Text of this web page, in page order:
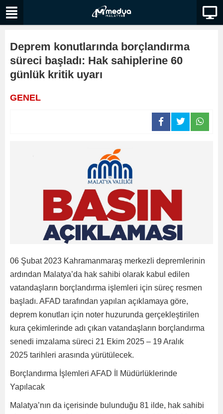
Deprem konutlarında borçlandırma
süreci başladı: Hak sahiplerine 60
günlük kritik uyarı
GENEL
06 Şubat 2023 Kahramanmaraş merkezli depremlerinin
ardından Malatya’da hak sahibi olarak kabul edilen
vatandaşların borçlandırma işlemleri için süreç resmen
başladı. AFAD tarafından yapılan açıklamaya göre,
deprem konutları için noter huzurunda gerçekleştirilen
kura çekimlerinde adı çıkan vatandaşların borçlandırma
senedi imzalama süreci 21 Ekim 2025 – 19 Aralık
2025 tarihleri arasında yürütülecek.
Borçlandırma İşlemleri AFAD İl Müdürlüklerinde
Yapılacak
Malatya’nın da içerisinde bulunduğu 81 ilde, hak sahibi